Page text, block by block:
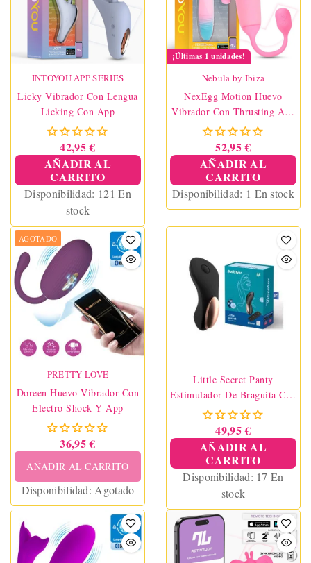
INTOYOU APP SERIES
Licky Vibrador Con Lengua
Licking Con App
42,95 €
AÑADIR AL
CARRITO
Disponibilidad: 121 En
stock
¡Últimas 1 unidades!
Nebula by Ibiza
NexEgg Motion Huevo
Vibrador Con Thrusting App
Rosa/Turquesa
52,95 €
AÑADIR AL
CARRITO
Disponibilidad: 1 En stock
AGOTADO
PRETTY LOVE
Doreen Huevo Vibrador Con
Electro Shock Y App
36,95 €
AÑADIR AL CARRITO
Disponibilidad: Agotado
Little Secret Panty
Estimulador De Braguita Con
Control Remoto Y APP
Satisfyer
49,95 €
AÑADIR AL
CARRITO
Disponibilidad: 17 En
stock